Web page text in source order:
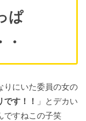
ぱ
・
りにいた委員の女の
す！！
」とデカい
ですねこの子笑